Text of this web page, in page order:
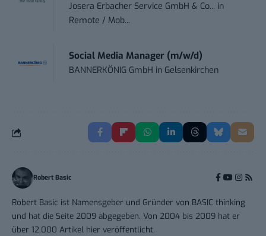
Josera Erbacher Service GmbH & Co... in
Remote / Mob...
Social Media Manager (m/w/d)
BANNERKÖNIG GmbH in Gelsenkirchen
Robert Basic
Robert Basic ist Namensgeber und Gründer von BASIC thinking
und hat die Seite 2009 abgegeben. Von 2004 bis 2009 hat er
über 12.000 Artikel hier veröffentlicht.